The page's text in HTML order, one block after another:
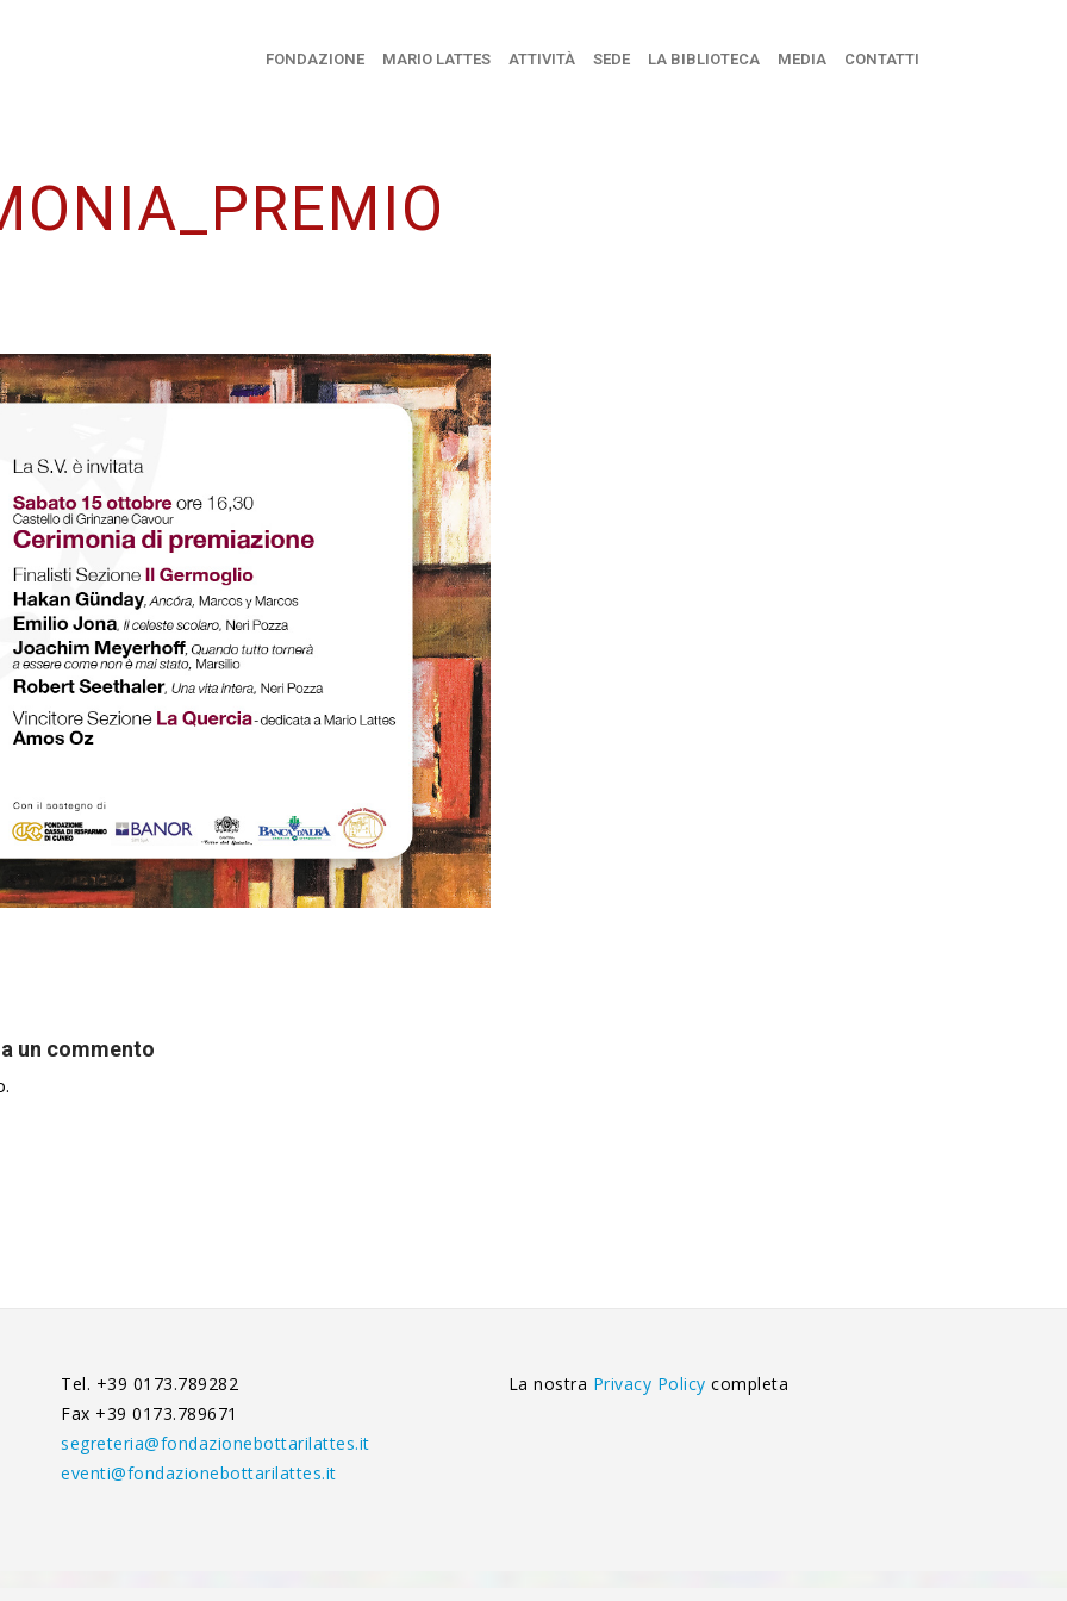
FONDAZIONE MARIO LATTES ATTIVITÀ SEDE LA BIBLIOTECA MEDIA CONTATTI
un commento
Tel. +39 0173.789282
Fax +39 0173.789671
segreteria@fondazionebottarilattes.it
eventi@fondazionebottarilattes.it
La nostra Privacy Policycompleta